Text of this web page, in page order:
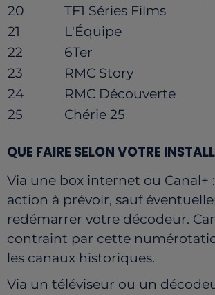
20
TF1 Séries Films
21
L'Équipe
22
6Ter
23
RMC Story
24
RMC Découverte
25
Chérie 25
QUE FAIRE SELON VOTRE
Via une box internet ou Canal+
action à prévoir, sauf
redémarrer votre décodeur.
contraint par cette
les canaux historiques.
Via un téléviseur ou un